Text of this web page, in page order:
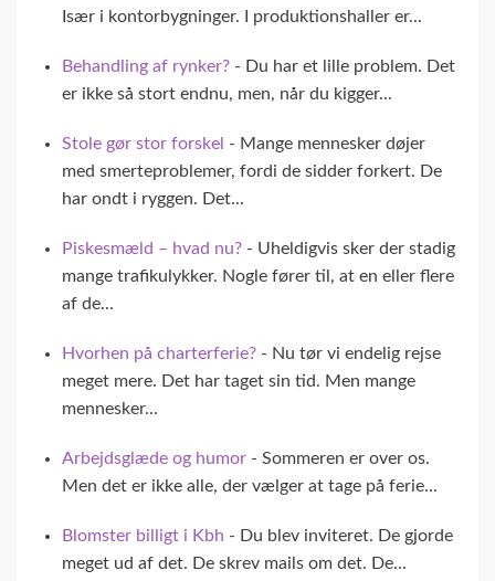
Især i kontorbygninger. I produktionshaller er...
Behandling af rynker? - Du har et lille problem. Det
er ikke så stort endnu, men, når du kigger...
Stole gør stor forskel - Mange mennesker døjer
med smerteproblemer, fordi de sidder forkert. De
har ondt i ryggen. Det...
Piskesmæld – hvad nu? - Uheldigvis sker der stadig
mange trafikulykker. Nogle fører til, at en eller flere
af de...
Hvorhen på charterferie? - Nu tør vi endelig rejse
meget mere. Det har taget sin tid. Men mange
mennesker...
Arbejdsglæde og humor - Sommeren er over os.
Men det er ikke alle, der vælger at tage på ferie...
Blomster billigt i Kbh - Du blev inviteret. De gjorde
meget ud af det. De skrev mails om det. De...